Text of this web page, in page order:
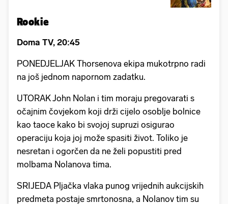
Rookie
Doma TV, 20:45
PONEDJELJAK Thorsenova ekipa mukotrpno radi
na još jednom napornom zadatku.
UTORAK John Nolan i tim moraju pregovarati s
očajnim čovjekom koji drži cijelo osoblje bolnice
kao taoce kako bi svojoj supruzi osigurao
operaciju koja joj može spasiti život. Toliko je
nesretan i ogorčen da ne želi popustiti pred
molbama Nolanova tima.
SRIJEDA Pljačka vlaka punog vrijednih aukcijskih
predmeta postaje smrtonosna, a Nolanov tim su